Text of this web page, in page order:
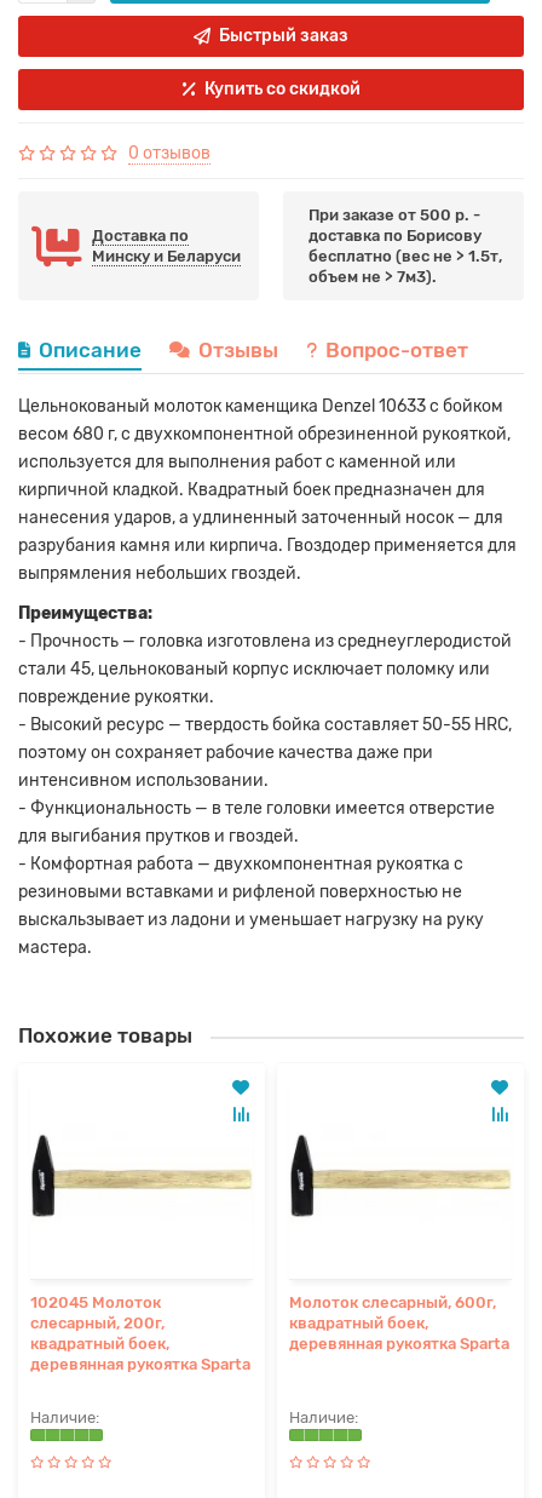
Быстрый заказ
Купить со скидкой
0 отзывов
Доставка по
Минску и Беларуси
При заказе от 500 р. -
доставка по Борисову
бесплатно (вес не > 1.5т,
объем не > 7м3).
Описание Отзывы Вопрос-ответ
Цельнокованый молоток каменщика Denzel 10633 с бойком
весом 680 г, с двухкомпонентной обрезиненной рукояткой,
используется для выполнения работ с каменной или
кирпичной кладкой. Квадратный боек предназначен для
нанесения ударов, а удлиненный заточенный носок — для
разрубания камня или кирпича. Гвоздодер применяется для
выпрямления небольших гвоздей.
Преимущества:
- Прочность — головка изготовлена из среднеуглеродистой
стали 45, цельнокованый корпус исключает поломку или
повреждение рукоятки.
- Высокий ресурс — твердость бойка составляет 50-55 HRC,
поэтому он сохраняет рабочие качества даже при
интенсивном использовании.
- Функциональность — в теле головки имеется отверстие
для выгибания прутков и гвоздей.
- Комфортная работа — двухкомпонентная рукоятка с
резиновыми вставками и рифленой поверхностью не
выскальзывает из ладони и уменьшает нагрузку на руку
мастера.
Похожие товары
102045 Молоток
слесарный, 200г,
квадратный боек,
деревянная рукоятка Sparta
Молоток слесарный, 600г,
квадратный боек,
деревянная рукоятка Sparta